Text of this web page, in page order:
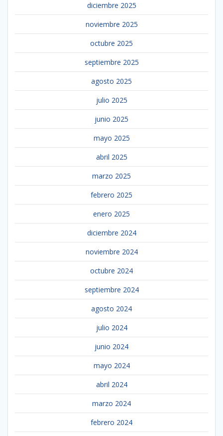
diciembre 2025
noviembre 2025
octubre 2025
septiembre 2025
agosto 2025
julio 2025
junio 2025
mayo 2025
abril 2025
marzo 2025
febrero 2025
enero 2025
diciembre 2024
noviembre 2024
octubre 2024
septiembre 2024
agosto 2024
julio 2024
junio 2024
mayo 2024
abril 2024
marzo 2024
febrero 2024